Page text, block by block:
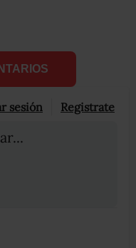
sesión Registrate